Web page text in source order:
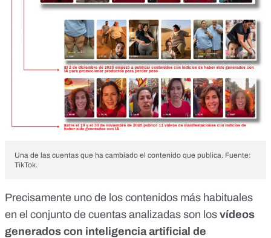
Una de las cuentas que ha cambiado el contenido que publica. Fuente:
TikTok.
Precisamente uno de los contenidos más habituales
en el conjunto de cuentas analizadas son los vídeos
generados con inteligencia artificial de